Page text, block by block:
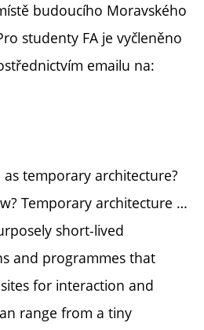
budoucího Moravského
studenty FA je vyčleněno
emailu na:
temporary architecture?
Temporary architecture …
short-lived
and programmes that
for interaction and
range from a tiny